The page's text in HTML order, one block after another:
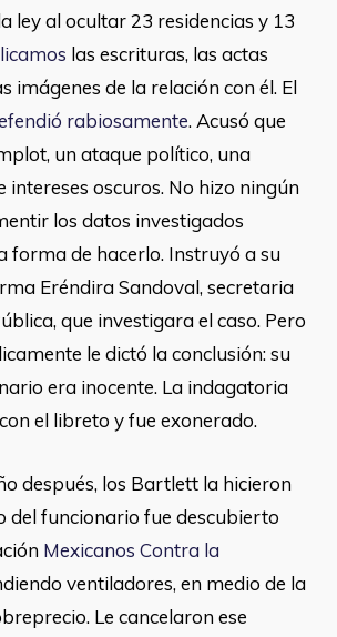
ley al ocultar 23 residencias y 13
las escrituras, las actas
imágenes de la relación con él. El
rabiosamente. Acusó que
un ataque político, una
intereses oscuros. No hizo ningún
los datos investigados
forma de hacerlo. Instruyó a su
Eréndira Sandoval, secretaria
que investigara el caso. Pero
le dictó la conclusión: su
era inocente. La indagatoria
el libreto y fue exonerado.
después, los Bartlett la hicieron
del funcionario fue descubierto
Mexicanos Contra la
ventiladores, en medio de la
Le cancelaron ese